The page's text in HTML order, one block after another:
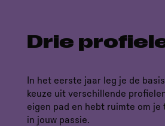
Drie
In het eerste jaar leg je de
keuze uit verschillende
eigen pad en hebt ruimte om
in jouw passie.